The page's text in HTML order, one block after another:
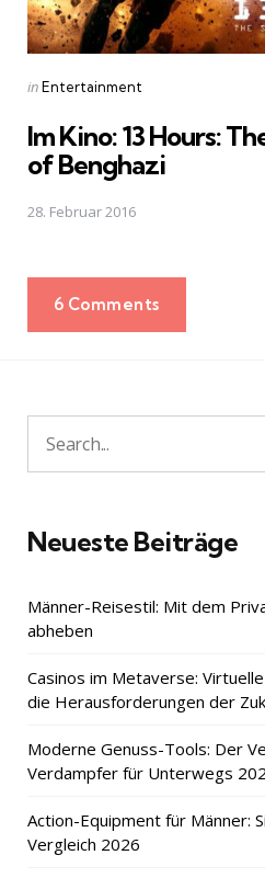
Posted
inEntertainment
Im Kino: 13 Hours:
of Benghazi
28. Februar 2016
6 Comments
Search
for:
Neueste Beiträge
Männer-Reisestil: Mit dem
abheben
Casinos im Metaverse:
die Herausforderungen der
Moderne Genuss-Tools: Der
Verdampfer für Unterwegs
Action-Equipment für Männer:
Vergleich 2026